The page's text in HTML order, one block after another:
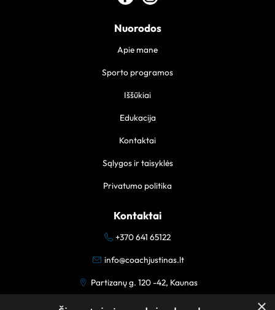
Nuorodos
Apie mane
Sporto programos
Iššūkiai
Edukacija
Kontaktai
Sąlygos ir taisyklės
Privatumo politika
Kontaktai
+370 641 65122
info@coachjustinas.lt
Partizanų g. 120 -42, Kaunas